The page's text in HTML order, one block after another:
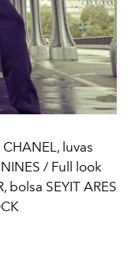
luvas
/ Full look
bolsa SEYIT ARES